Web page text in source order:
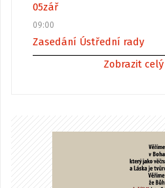
05zář
09:00
Zasedání Ústřední rady
Zobrazit